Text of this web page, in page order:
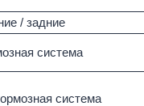
/ задние
система
система